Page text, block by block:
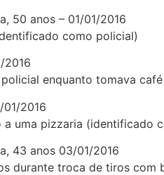
50 anos – 01/01/2016
como policial)
2016
enquanto tomava
01/2016
a uma pizzaria (identificado
43 anos 03/01/2016
durante troca de tiros com